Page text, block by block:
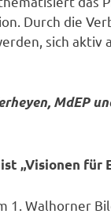
Durch die
sich aktiv
MdEP
„Visionen für
1. Walhorner